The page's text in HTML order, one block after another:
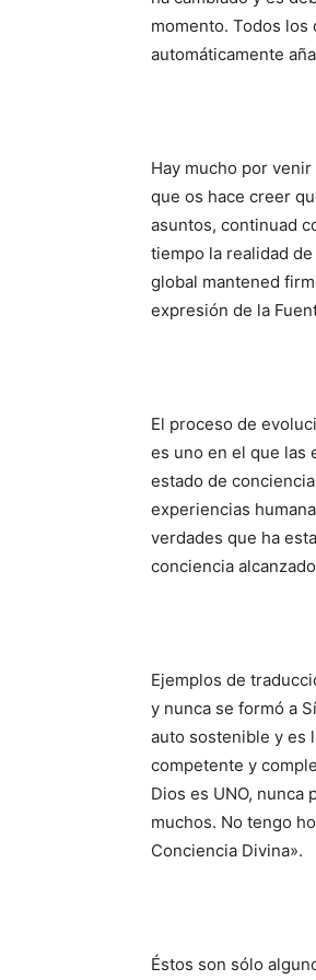
momento. Todos
automáticamente
Hay mucho por
que os hace creer
asuntos, continuad
tiempo la realidad
global mantened
expresión de la
El proceso de
es uno en el que las
estado de
experiencias
verdades que ha
conciencia
Ejemplos de
y nunca se formó a
auto sostenible y es
competente y
Dios es UNO, nunca
muchos. No tengo
Conciencia Divina».
Éstos son sólo